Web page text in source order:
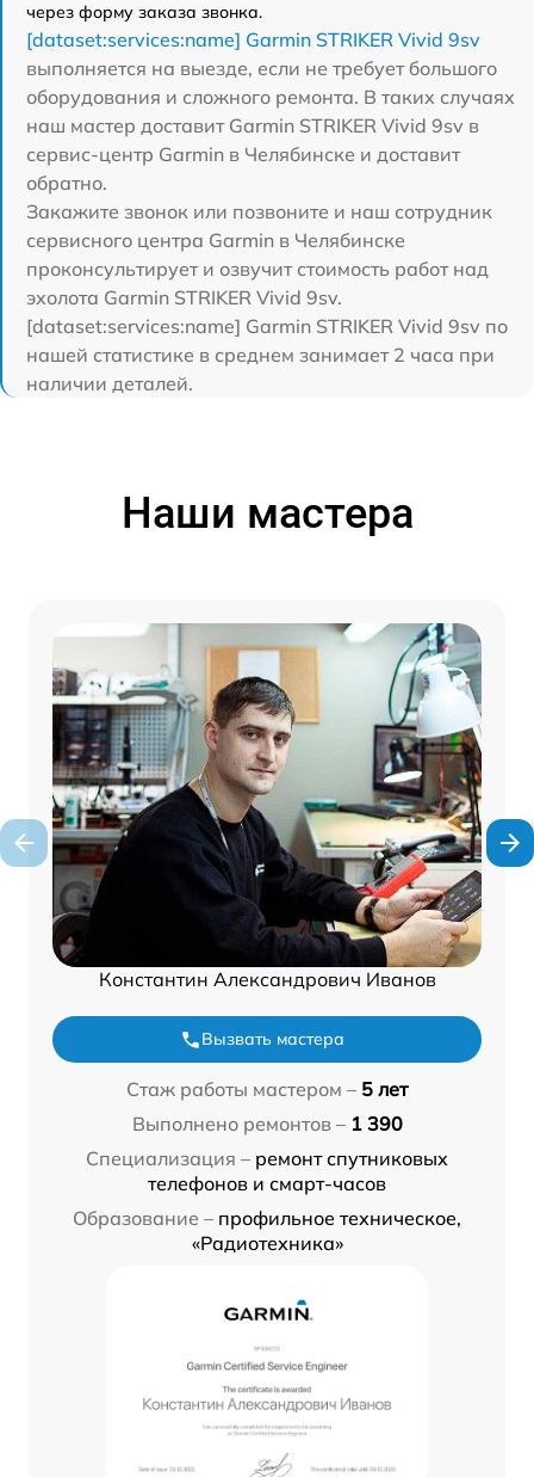
через форму заказа звонка.
[dataset:services:name] Garmin STRIKER Vivid 9sv
выполняется на выезде, если не требует большого
оборудования и сложного ремонта. В таких случаях
наш мастер доставит Garmin STRIKER Vivid 9sv в
сервис-центр Garmin в Челябинске и доставит
обратно.
Закажите звонок или позвоните и наш сотрудник
сервисного центра Garmin в Челябинске
проконсультирует и озвучит стоимость работ над
эхолота Garmin STRIKER Vivid 9sv.
[dataset:services:name] Garmin STRIKER Vivid 9sv по
нашей статистике в среднем занимает 2 часа при
наличии деталей.
Наши мастера
Константин Александрович Иванов
Вызвать мастера
Стаж работы мастером – 5 лет
Выполнено ремонтов – 1 390
Специализация – ремонт спутниковых
телефонов и смарт-часов
Образование – профильное техническое,
«Радиотехника»